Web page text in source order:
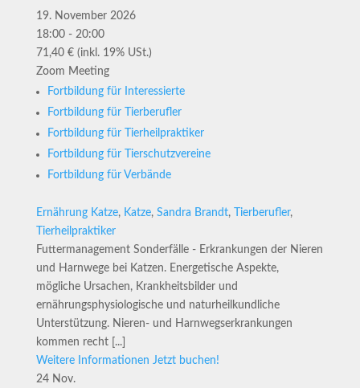
19. November 2026
18:00 - 20:00
71,40 € (inkl. 19% USt.)
Zoom Meeting
Fortbildung für Interessierte
Fortbildung für Tierberufler
Fortbildung für Tierheilpraktiker
Fortbildung für Tierschutzvereine
Fortbildung für Verbände
Ernährung Katze, Katze, Sandra Brandt, Tierberufler,
Tierheilpraktiker
Futtermanagement Sonderfälle - Erkrankungen der Nieren
und Harnwege bei Katzen. Energetische Aspekte,
mögliche Ursachen, Krankheitsbilder und
ernährungsphysiologische und naturheilkundliche
Unterstützung. Nieren- und Harnwegserkrankungen
kommen recht [...]
Weitere Informationen Jetzt buchen!
24 Nov.